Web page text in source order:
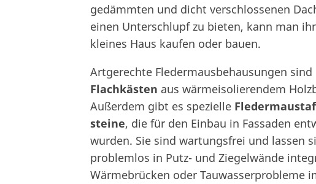
gedämmten und dicht verschlossenen
einen Unterschlupf zu bieten, kann man
kleines Haus kaufen oder bauen.
Artgerechte Fledermausbehausungen sind
Flachkästen aus wärmeisolierendem
Außerdem gibt es spezielle
steine, die für den Einbau in Fassaden
wurden. Sie sind wartungsfrei und lassen
problemlos in Putz- und Ziegelwände
Wärmebrücken oder Tauwasserprobleme